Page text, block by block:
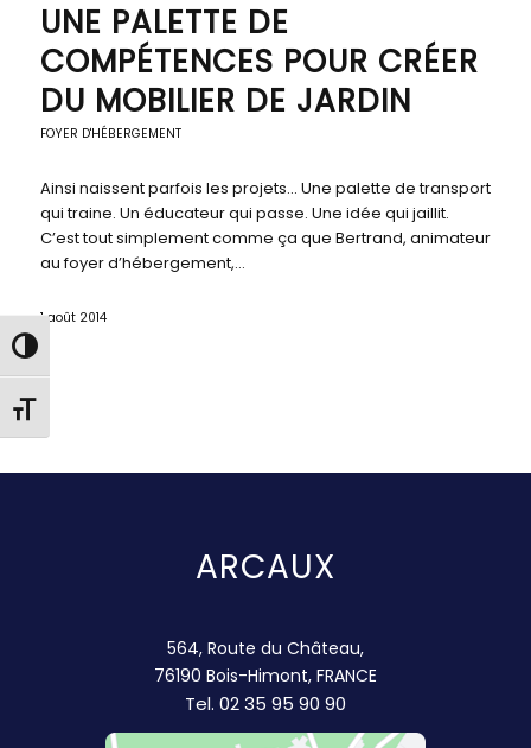
Passer en contraste élevé
Changer la taille de la police
UNE PALETTE DE
COMPÉTENCES POUR CRÉER
DU MOBILIER DE JARDIN
FOYER D'HÉBERGEMENT
Ainsi naissent parfois les projets… Une palette de transport
qui traine. Un éducateur qui passe. Une idée qui jaillit.
C’est tout simplement comme ça que Bertrand, animateur
au foyer d’hébergement,…
1 août 2014
ARCAUX
564, Route du Château,
76190 Bois-Himont, FRANCE
Tel. 02 35 95 90 90